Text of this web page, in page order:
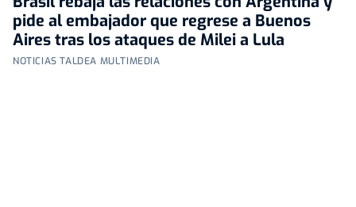
pide al embajador que regrese a Buenos
Aires tras los ataques de Milei a Lula
NOTICIAS TALDEA MULTIMEDIA